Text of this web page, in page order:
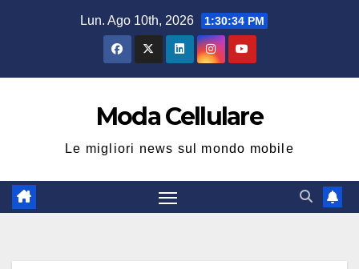
Lun. Ago 10th, 2026 1:30:35 PM
Moda Cellulare
Le migliori news sul mondo mobile